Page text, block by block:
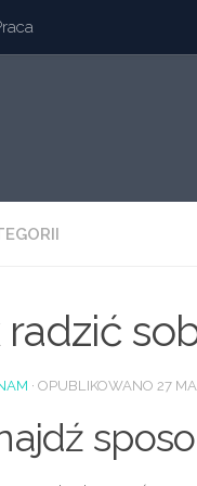
radzić
· OPUBLIKOWANO 27